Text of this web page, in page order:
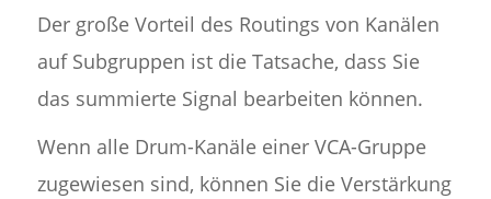
Der große Vorteil des Routings von Kanälen
auf Subgruppen ist die Tatsache, dass Sie
das summierte Signal bearbeiten können.
Wenn alle Drum-Kanäle einer VCA-Gruppe
zugewiesen sind, können Sie die Verstärkung